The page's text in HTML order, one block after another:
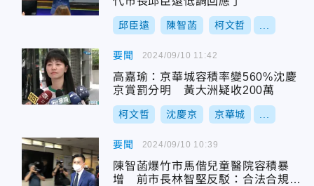
邱臣遠 陳智菡 柯文哲
要聞
高嘉瑜：京華城容積率變560%沈慶
京賞罰分明 黃大洲疑收200萬
柯文哲 沈慶京 京華城
2024/09/10 11:42
要聞
陳智菡爆竹市馬偕兒童醫院容積暴
增 前市長林智堅反駁：合法合規有
2024/09/10 10:39